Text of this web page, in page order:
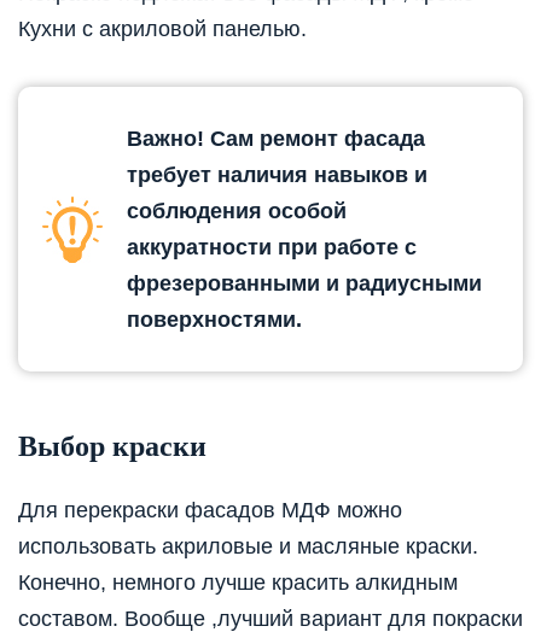
Кухни с акриловой панелью.
Важно! Сам ремонт фасада
требует наличия навыков и
соблюдения особой
аккуратности при работе с
фрезерованными и радиусными
поверхностями.
Выбор краски
Для перекраски фасадов МДФ можно
использовать акриловые и масляные краски.
Конечно, немного лучше красить алкидным
составом. Вообще ,лучший вариант для покраски